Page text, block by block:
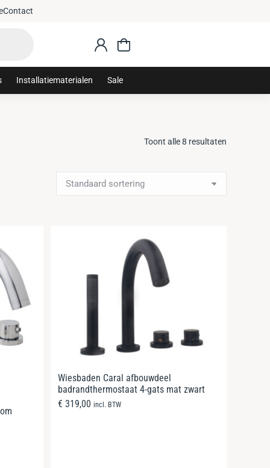
Contact
Installatiematerialen Sale
Toont alle 8 resultaten
Wiesbaden Caral afbouwdeel
badrandthermostaat 4-gats mat zwart
€ 319,00 incl. BTW